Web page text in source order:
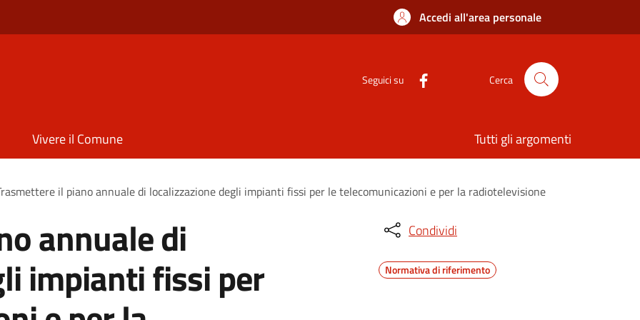
Accedi all'area personale
Seguici su Cerca
Vivere il Comune Tutti gli argomenti
il piano annuale di localizzazione degli impianti fissi per le telecomunicazioni e per la radiotelevisione
annuale di
impianti fissi per
Condividi
Normativa di riferimento